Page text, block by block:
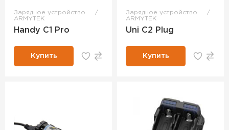
Зарядное устройство
ARMYTEK
Handy C1 Pro
Купить
Зарядное устройство
ARMYTEK
Uni C2 Plug
Купить